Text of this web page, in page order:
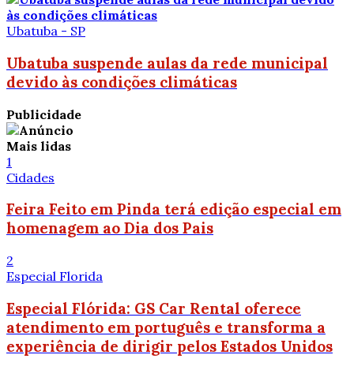
Ubatuba - SP
Ubatuba suspende aulas da rede municipal
devido às condições climáticas
Publicidade
Mais lidas
1
Cidades
Feira Feito em Pinda terá edição especial em
homenagem ao Dia dos Pais
2
Especial Florida
Especial Flórida: GS Car Rental oferece
atendimento em português e transforma a
experiência de dirigir pelos Estados Unidos